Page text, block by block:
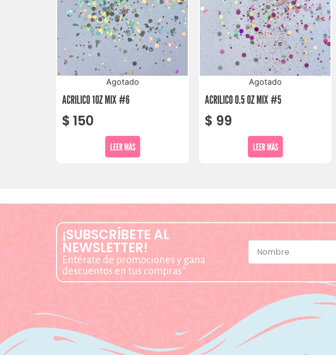
Agotado
ACRILICO 1OZ MIX #6
$ 150
LEER MÁS
Agotado
ACRILICO 0.5 OZ MIX #5
$ 99
LEER MÁS
¡SUBSCRÍBETE AL
NEWSLETTER!
Entérate de promociones y gana
descuentos en tus compras*